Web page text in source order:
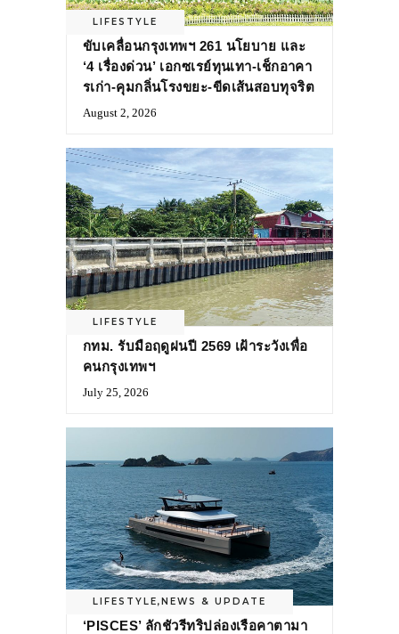
LIFESTYLE
ขับเคลื่อนกรุงเทพฯ 261 นโยบาย และ
‘4 เรื่องด่วน’ เอกซเรย์ทุนเทา-เช็กอาคา
รเก่า-คุมกลิ่นโรงขยะ-ขีดเส้นสอบทุจริต
August 2, 2026
LIFESTYLE
กทม. รับมือฤดูฝนปี 2569 เฝ้าระวังเพื่อ
คนกรุงเทพฯ
July 25, 2026
LIFESTYLE,NEWS & UPDATE
‘PISCES’ ลักชัวรีทริปล่องเรือคาตามา